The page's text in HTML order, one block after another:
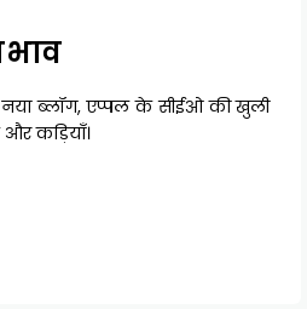
नया ब्लॉग, एप्पल के सीईओ की खुली
और कड़ियाँ।